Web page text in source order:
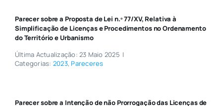
Parecer sobre a Proposta de Lei n.º 77/XV, Relativa à
Simplificação de Licenças e Procedimentos no Ordenamento
do Território e Urbanismo
Última Actualização: 23 Maio 2025 |
Categorias: 2023,Pareceres
Parecer sobre a Intenção de não Prorrogação das Licenças de